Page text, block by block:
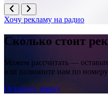
Хочу рекламу на радио
Сколько стоит
Можем рассчитать —
или позвоните нам по номеру
Оставить заявку